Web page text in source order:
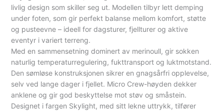
livlig design som skiller seg ut. Modellen tilbyr lett demping
under foten, som gir perfekt balanse mellom komfort, støtte
og pusteevne – ideell for dagsturer, fjellturer og aktive
eventyr i variert terreng.
Med en sammensetning dominert av merinoull, gir sokken
naturlig temperaturregulering, fukttransport og luktmotstand.
Den sømløse konstruksjonen sikrer en gnagsårfri opplevelse,
selv ved lange dager i fjellet. Micro Crew-høyden dekker
anklene og gir god beskyttelse mot støv og småstein.
Designet i fargen Skylight, med sitt lekne uttrykk, tilfører